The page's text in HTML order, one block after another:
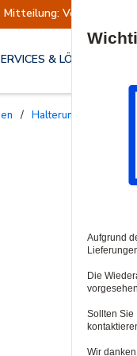
Mitteilung: Versand
& LÖSUNGEN
/ Halterungen